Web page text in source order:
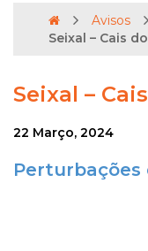
Avisos
Seixal – Cais
Seixal –
22 Março, 2024
Perturbações